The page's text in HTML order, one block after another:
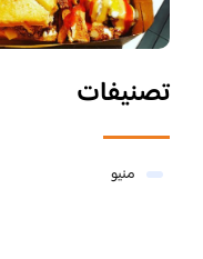
تصنيفات
منيو